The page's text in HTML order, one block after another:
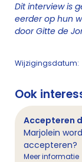
Dit interview is
eerder op hun
door Gitte de
Wijzigingsdatum:
Ook
Accepteren
Marjolein
accepteren?
Meer informatie